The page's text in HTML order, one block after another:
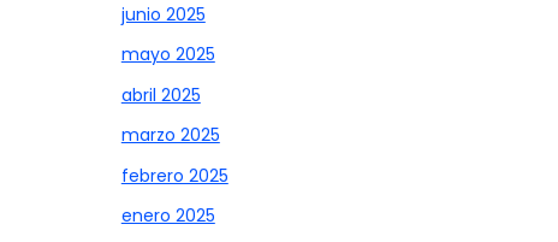
junio 2025
mayo 2025
abril 2025
marzo 2025
febrero 2025
enero 2025